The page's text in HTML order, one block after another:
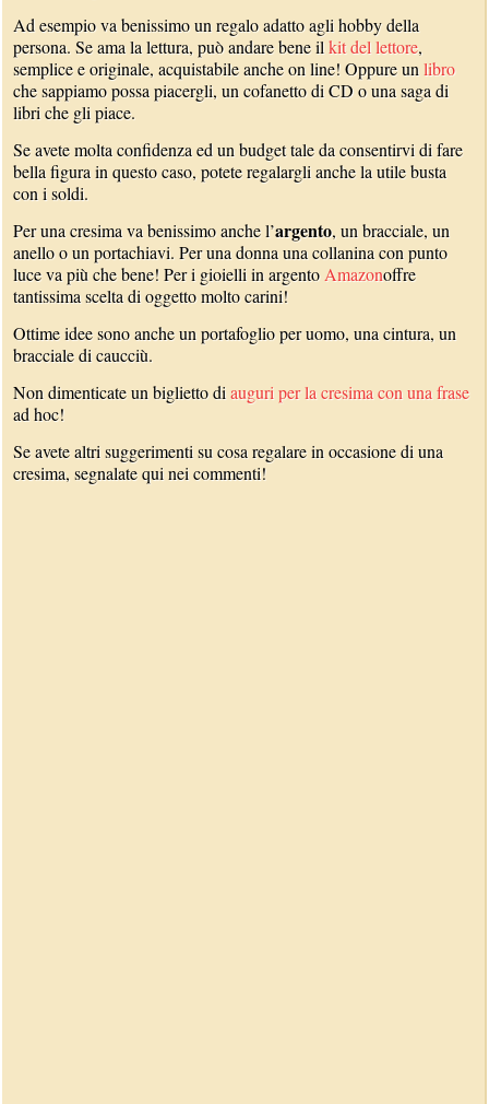
Ad esempio va benissimo un regalo adatto agli hobby della
persona. Se ama la lettura, può andare bene ilkit del lettore,
semplice e originale, acquistabile anche on line! Oppure unlibro
che sappiamo possa piacergli, un cofanetto di CD o una saga di
libri che gli piace.
Se avete molta confidenza ed un budget tale da consentirvi di fare
bella figura in questo caso, potete regalargli anche la utile busta
con i soldi.
Per una cresima va benissimo anche l’argento, un bracciale, un
anello o un portachiavi. Per una donna una collanina con punto
luce va più che bene! Per i gioielli in argentoAmazonoffre
tantissima scelta di oggetto molto carini!
Ottime idee sono anche un portafoglio per uomo, una cintura, un
bracciale di caucciù.
Non dimenticate un biglietto diauguri per la cresima con una frase
ad hoc!
Se avete altri suggerimenti su cosa regalare in occasione di una
cresima, segnalate qui nei commenti!